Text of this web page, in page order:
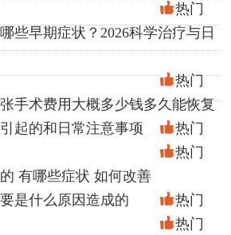
热门
些早期症状？2026科学治疗与日
热门
手术费用大概多少钱多久能恢复
热门
起的和日常注意事项
热门
有哪些症状 如何改善
热门
是什么原因造成的
热门